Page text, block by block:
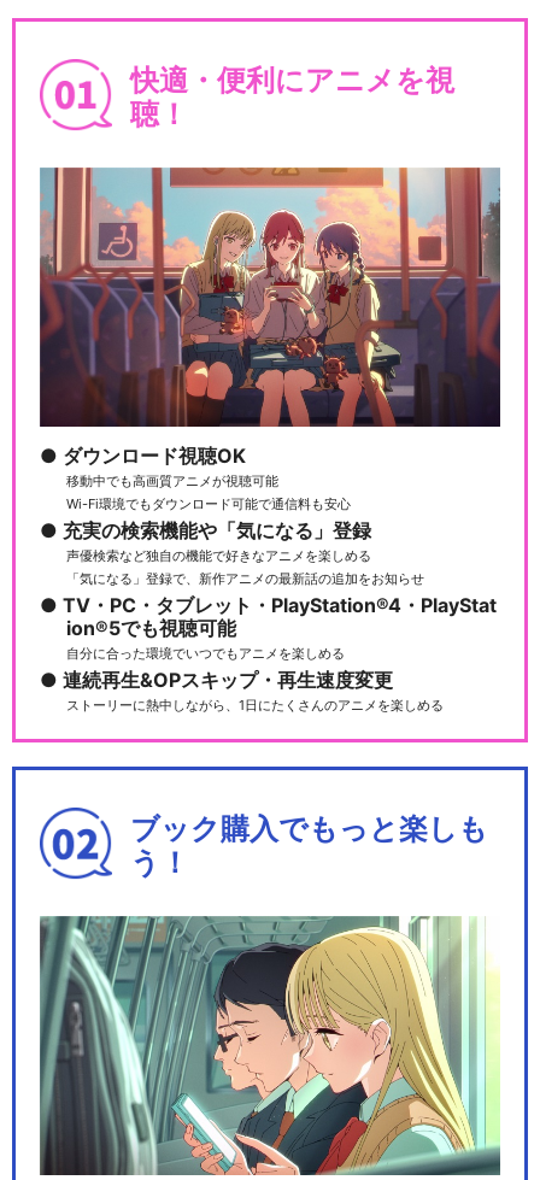
斬鉄剣
ルパン三世TVSP #07 ハリマ
オの財宝を追…
ライト☆ジェ…
ルパン三世TVSP #09 ワルサ
ルパン三世TVSP #10 炎の記
憶 ～Tok…
ダ・カーポ ～…
ルパン三世TVSP #12 １＄マ
ネーウォーズ
快適・便利にアニメを視
聴！
ダウンロード視聴OK
移動中でも高画質アニメが視聴可能
Wi-Fi環境でもダウンロード可能で通信料も安心
充実の検索機能や「気になる」登録
声優検索など独自の機能で好きなアニメを楽しめる
「気になる」登録で、新作アニメの最新話の追加をお知らせ
TV・PC・タブレット・PlayStation®4・PlayStat
ion®5でも視聴可能
自分に合った環境でいつでもアニメを楽しめる
連続再生&OPスキップ・再生速度変更
ストーリーに熱中しながら、1日にたくさんのアニメを楽しめる
ブック購入でもっと楽しも
う！